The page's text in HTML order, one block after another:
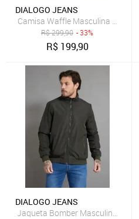
DIALOGO JEANS
Camisa Waffle Masculina Manga
R$299,90 - 33%
R$ 199,90
DIALOGO JEANS
Jaqueta Bomber Masculina com